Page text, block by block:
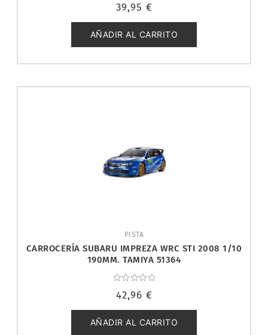
con
de
5
39,95 €
AÑADIR AL CARRITO
PISTA
CARROCERÍA SUBARU IMPREZA WRC STI 2008 1/10
190MM. TAMIYA 51364
con
de
5
42,96 €
AÑADIR AL CARRITO